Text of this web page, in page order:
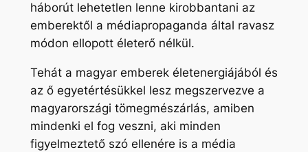
háborút lehetetlen lenne kirobbantani az
emberektől a médiapropaganda által ravasz
módon ellopott életerő nélkül.
Tehát a magyar emberek életenergiájából és
az ő egyetértésükkel lesz megszervezve a
magyarországi tömegmészárlás, amiben
mindenki el fog veszni, aki minden
figyelmeztető szó ellenére is a média